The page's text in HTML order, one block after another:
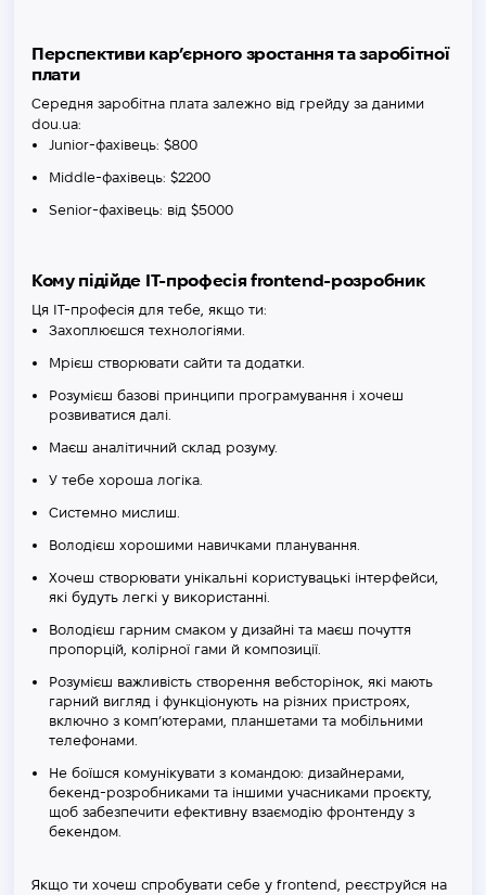
Перспективи кар’єрного зростання та заробітної
плати
Середня заробітна плата залежно від грейду за даними
dou.ua:
Junior-фахівець: $800
Middle-фахівець: $2200
Senior-фахівець: від $5000
Кому підійде IT-професія frontend-розробник
Ця IT-професія для тебе, якщо ти:
Захоплюєшся технологіями.
Мрієш створювати сайти та додатки.
Розумієш базові принципи програмування і хочеш
розвиватися далі.
Маєш аналітичний склад розуму.
У тебе хороша логіка.
Системно мислиш.
Володієш хорошими навичками планування.
Хочеш створювати унікальні користувацькі інтерфейси,
які будуть легкі у використанні.
Володієш гарним смаком у дизайні та маєш почуття
пропорцій, колірної гами й композиції.
Розумієш важливість створення вебсторінок, які мають
гарний вигляд і функціонують на різних пристроях,
включно з комп’ютерами, планшетами та мобільними
телефонами.
Не боїшся комунікувати з командою: дизайнерами,
бекенд-розробниками та іншими учасниками проєкту,
щоб забезпечити ефективну взаємодію фронтенду з
бекендом.
Якщо ти хочеш спробувати себе у frontend, реєструйся на